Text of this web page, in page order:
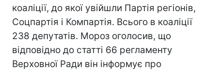
коаліції, до якої увійшли Партія регіонів,
Соцпартія і Компартія. Всього в коаліції
238 депутатів. Мороз оголосив, що
відповідно до статті 66 регламенту
Верховної Ради він інформує про